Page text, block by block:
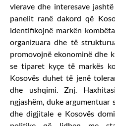
vlerave dhe interesave
panelit ranë dakord që
identifikojnë markën
organizuara dhe të
promovojnë ekonominë dhe
se tiparet kyçe të markës
Kosovës duhet të jenë
dhe ushqimi. Znj.
ngjashëm, duke argumentuar
dhe digjitale e Kosovës